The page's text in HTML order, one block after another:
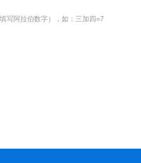
写阿拉伯数字），如：三加四=7